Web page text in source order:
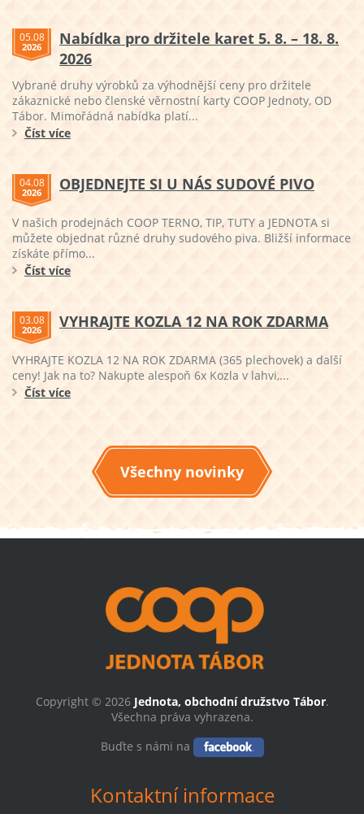
05.08
2026
Nabídka pro držitele karet 5. 8. – 18. 8.
2026
Vybrané druhy výrobků za výhodnější ceny pro držitele
zákaznické nebo členské věrnostní karty COOP Jednoty, OD
Tábor. Mimořádná nabídka platí...
Číst více
04.08
2026 OBJEDNEJTE SI U NÁS SUDOVÉ PIVO
V našich prodejnách COOP TERNO, TIP, TUTY a JEDNOTA si
můžete objednat různé druhy sudového piva. Bližší informace
získáte přímo...
Číst více
03.08
2026 VYHRAJTE KOZLA 12 NA ROK ZDARMA
VYHRAJTE KOZLA 12 NA ROK ZDARMA (365 plechovek) a další
ceny! Jak na to? Nakupte alespoň 6x Kozla v lahvi,...
Číst více
Všechny novinky
Copyright © 2026 Jednota, obchodní družstvo Tábor.
Všechna práva vyhrazena.
Buďte s námi na
Kontaktní informace